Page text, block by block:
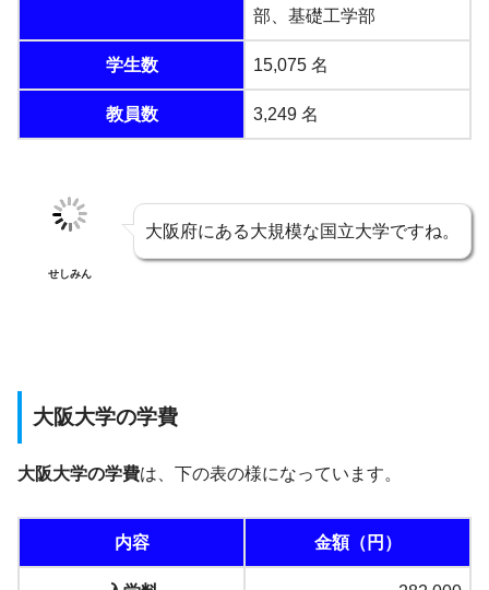
部、基礎工学部
学生数 15,075 名
教員数 3,249 名
せしみん
大阪府にある大規模な国立大学ですね。
大阪大学の学費
大阪大学の学費は、下の表の様になっています。
内容 金額（円）